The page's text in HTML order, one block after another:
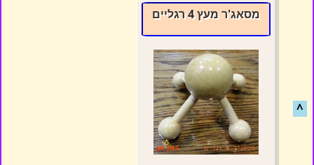
מסאג'ר מעץ 4 רגליים
^